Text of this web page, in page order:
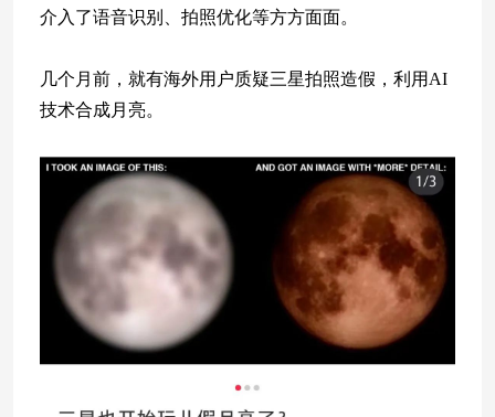
介入了语音识别、拍照优化等方方面面。
几个月前，就有海外用户质疑三星拍照造假，利用AI
技术合成月亮。